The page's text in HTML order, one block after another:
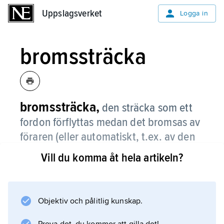
Uppslagsverket Logga in
bromssträcka
bromssträcka, den sträcka som ett
fordon förflyttas medan det bromsas av
föraren (eller automatiskt, t.ex. av den
katastrofbroms som utlöses på ett
släpfordon om det lossnar från
För vägfordon avses vanligen nödbromsning
Vill du komma åt hela artikeln?
Objektiv och pålitlig kunskap.